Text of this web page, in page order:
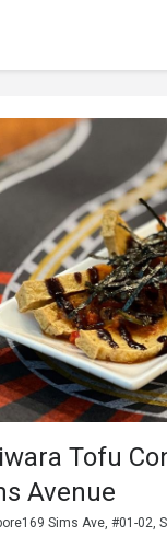
Tofu
Avenue
Sims Ave, #01-02,